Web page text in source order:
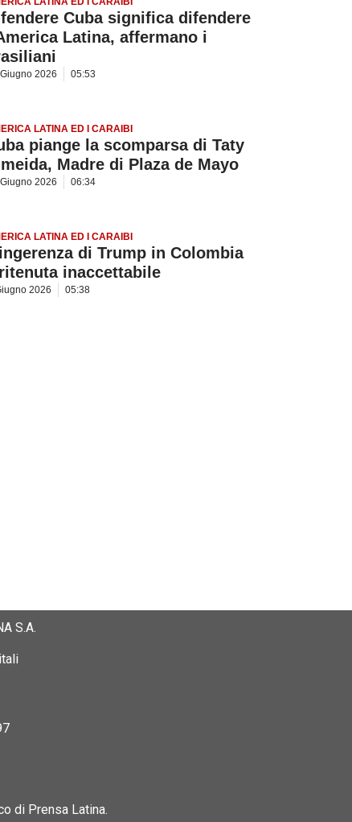
Cuba significa difendere
Latina, affermano i
2026 05:53
LATINA ED I CARAIBI
piange la scomparsa di Taty
Madre di Plaza de Mayo
2026 06:34
LATINA ED I CARAIBI
di Trump in Colombia
inaccettabile
2026 05:38
S.A.
di Prensa Latina.